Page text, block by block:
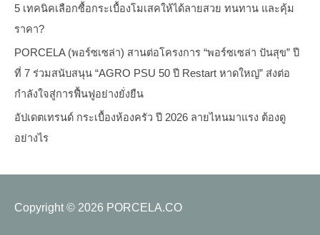
5 เทคนิคเลือกซื้อกระเบื้องโมเสคให้ได้ลายสวย ทนทาน และคุ้ม
ราคา?
PORCELA (พอร์ซเซล่า) สานต่อโครงการ “พอร์ซเซล่า ปันสุข” ปี
ที่ 7 ร่วมสนับสนุน “AGRO PSU 50 ปี Restart หาดใหญ่” ส่งต่อ
กำลังใจสู่การฟื้นฟูอย่างยั่งยืน
อัปเดตเทรนด์ กระเบื้องห้องครัว ปี 2026 ลายไหนมาแรง ต้องดู
อย่างไร
Copyright © 2026 PORCELA.CO